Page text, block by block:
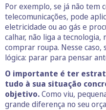
Por exemplo, se já não tem
telecomunicações, pode
eletricidade ou ao gás e
calhar, não liga a
comprar roupa. Nesse caso,
lógica: parar para pensar
O importante é ter
tudo à sua situação
objetivo.Como viu,
grande diferença no seu